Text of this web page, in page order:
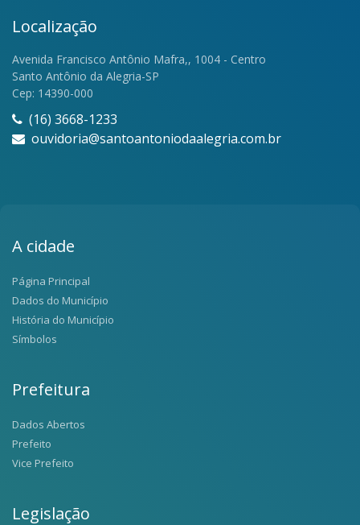
Localização
Avenida Francisco Antônio Mafra,, 1004 - Centro
Santo Antônio da Alegria-SP
Cep: 14390-000
(16) 3668-1233
ouvidoria@santoantoniodaalegria.com.br
A cidade
Página Principal
Dados do Município
História do Município
Símbolos
Prefeitura
Dados Abertos
Prefeito
Vice Prefeito
Legislação